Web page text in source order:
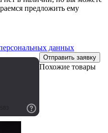
предложить ему
данных
Отправить заявку
Похожие товары